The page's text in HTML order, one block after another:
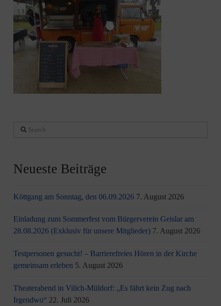
Search
Neueste Beiträge
Köttgang am Sonntag, den 06.09.2026 7. August 2026
Einladung zum Sommerfest vom Bürgerverein Geislar am
28.08.2026 (Exklusiv für unsere Mitglieder) 7. August 2026
Testpersonen gesucht! – Barrierefreies Hören in der Kirche
gemeinsam erleben 5. August 2026
Theaterabend in Vilich-Müldorf: „Es fährt kein Zug nach
Irgendwo“ 22. Juli 2026